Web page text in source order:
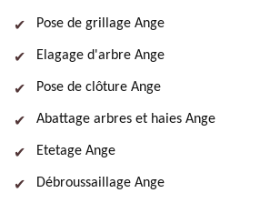
Pose de grillage Ange
Elagage d'arbre Ange
Pose de clôture Ange
Abattage arbres et haies Ange
Etetage Ange
Débroussaillage Ange